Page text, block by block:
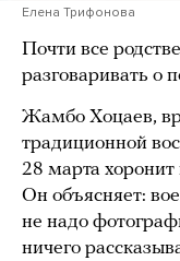
Елена Трифонова
Почти все
разговаривать о
Жамбо Хоцаев,
традиционной
28 марта
Он объясняет:
не надо
ничего